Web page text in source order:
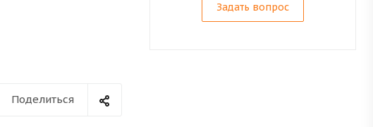
Задать вопрос
Поделиться